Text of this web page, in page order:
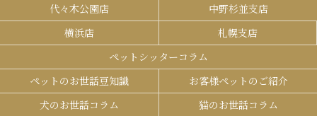
代々木公園店
中野杉並支店
横浜店
札幌支店
ペットシッターコラム
ペットのお世話豆知識
お客様ペットのご紹介
犬のお世話コラム
猫のお世話コラム